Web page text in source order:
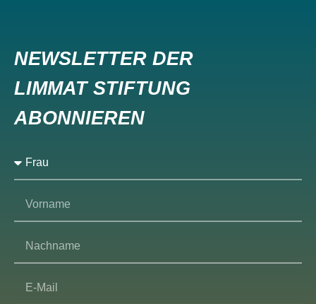
NEWSLETTER DER
LIMMAT STIFTUNG
ABONNIEREN